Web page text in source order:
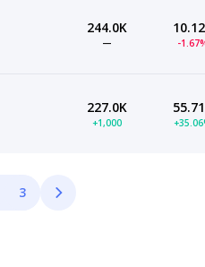
244.0K
— -
227.0K
+1,000
3